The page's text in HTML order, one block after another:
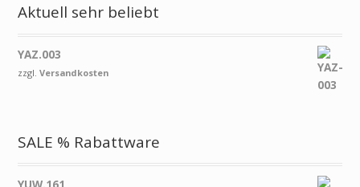
Aktuell sehr beliebt
YAZ.003
zzgl.Versandkosten
SALE % Rabattware